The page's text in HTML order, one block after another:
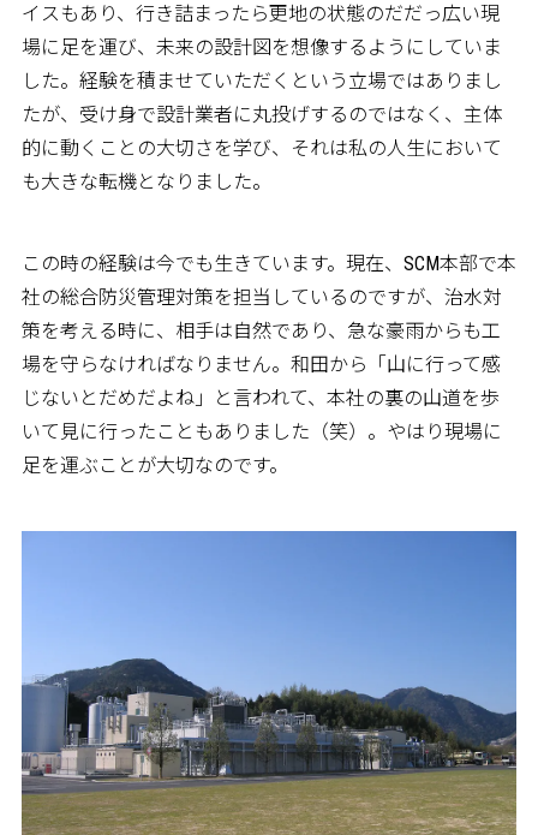
イスもあり、行き詰まったら更地の状態のだだっ広い現
場に足を運び、未来の設計図を想像するようにしていま
した。経験を積ませていただくという立場ではありまし
たが、受け身で設計業者に丸投げするのではなく、主体
的に動くことの大切さを学び、それは私の人生において
も大きな転機となりました。
この時の経験は今でも生きています。現在、SCM本部で本
社の総合防災管理対策を担当しているのですが、治水対
策を考える時に、相手は自然であり、急な豪雨からも工
場を守らなければなりません。和田から「山に行って感
じないとだめだよね」と言われて、本社の裏の山道を歩
いて見に行ったこともありました（笑）。やはり現場に
足を運ぶことが大切なのです。